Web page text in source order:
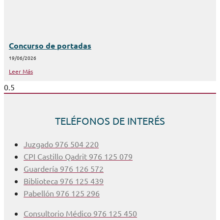
Concurso de portadas
19/06/2026
Leer Más
TELÉFONOS DE INTERÉS
Juzgado 976 504 220
CPI Castillo Qadrit 976 125 079
Guardería 976 126 572
Biblioteca 976 125 439
Pabellón 976 125 296
Consultorio Médico 976 125 450